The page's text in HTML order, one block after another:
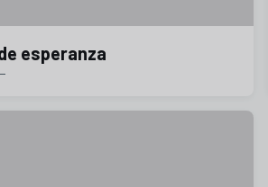
esperanza